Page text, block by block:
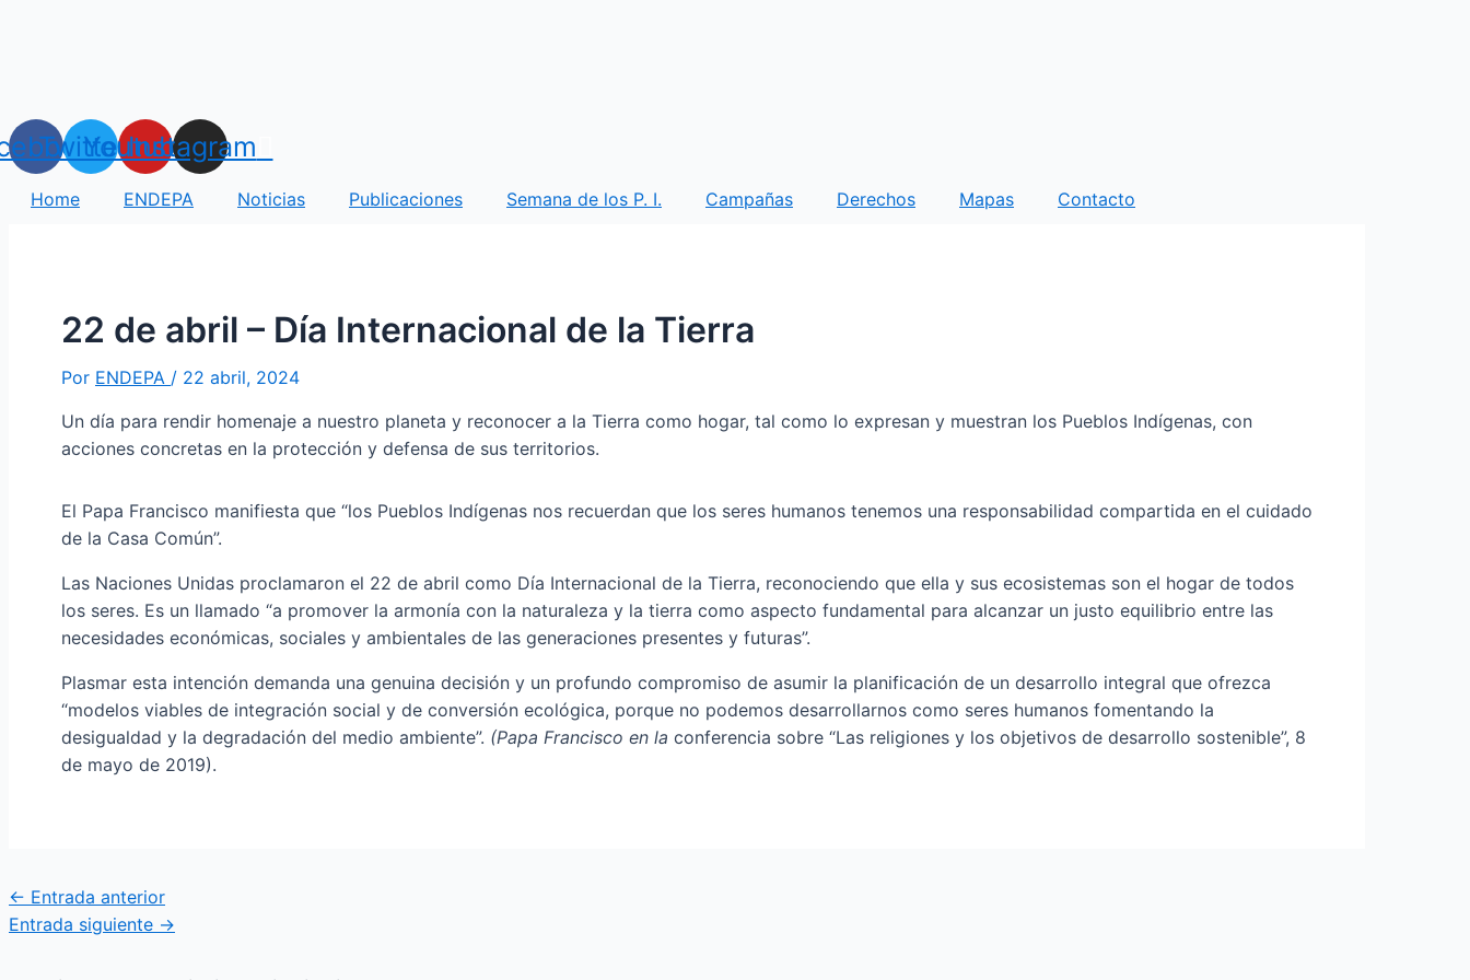
TwitterYoutube
Instagram
Home ENDEPA Noticias Publicaciones Semana de los P. I. Campañas Derechos Mapas Contacto
22 de abril – Día Internacional de la Tierra
Por ENDEPA / 22 abril, 2024
Un día para rendir homenaje a nuestro planeta y reconocer a la Tierra como hogar, tal como lo expresan y muestran los Pueblos Indígenas, con
acciones concretas en la protección y defensa de sus territorios.
El Papa Francisco manifiesta que “los Pueblos Indígenas nos recuerdan que los seres humanos tenemos una responsabilidad compartida en el cuidado
de la Casa Común”.
Las Naciones Unidas proclamaron el 22 de abril como Día Internacional de la Tierra, reconociendo que ella y sus ecosistemas son el hogar de todos
los seres. Es un llamado “a promover la armonía con la naturaleza y la tierra como aspecto fundamental para alcanzar un justo equilibrio entre las
necesidades económicas, sociales y ambientales de las generaciones presentes y futuras”.
Plasmar esta intención demanda una genuina decisión y un profundo compromiso de asumir la planificación de un desarrollo integral que ofrezca
“modelos viables de integración social y de conversión ecológica, porque no podemos desarrollarnos como seres humanos fomentando la
desigualdad y la degradación del medio ambiente”. (Papa Francisco en la conferencia sobre “Las religiones y los objetivos de desarrollo sostenible”, 8
de mayo de 2019).
← Entrada anterior
Entrada siguiente →